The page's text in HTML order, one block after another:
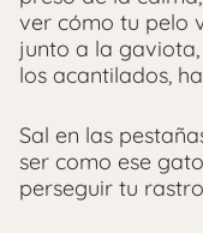
ver cómo tu pelo
junto a la
los acantilados,
Sal en las
ser como ese
perseguir tu